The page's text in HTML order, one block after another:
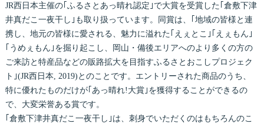
JR西日本主催の｢ふるさとあっ晴れ認定｣で大賞を受賞した｢倉敷下津
井真だこ一夜干し｣も取り扱っています。同賞は、｢地域の皆様と連
携し、地元の皆様に愛される、魅力に溢れた｢えぇとこ｣｢えぇもん｣
｢うめぇもん｣を掘り起こし、岡山・備後エリアへのより多くの方の
ご来訪と特産品などの販路拡大を目指すふるさとおこしプロジェク
ト｣(JR西日本, 2019)とのことです。エントリーされた商品のうち、
特に優れたものだけが｢あっ晴れ!大賞｣を獲得することができるの
で、大変栄誉ある賞です。
｢倉敷下津井真だこ一夜干し｣は、刺身でいただくのはもちろんのこ